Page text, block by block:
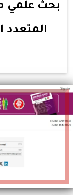
بحث علمي
المتعدد